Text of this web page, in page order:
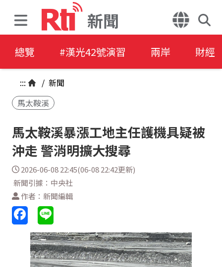
新聞
總覽 #漢光42號演習 兩岸 財經
::: / 新聞
馬太鞍溪
馬太鞍溪暴漲工地主任護機具疑被
沖走 警消明擴大搜尋
2026-06-08 22:45(06-08 22:42更新)
新聞引據：中央社
作者：新聞編輯